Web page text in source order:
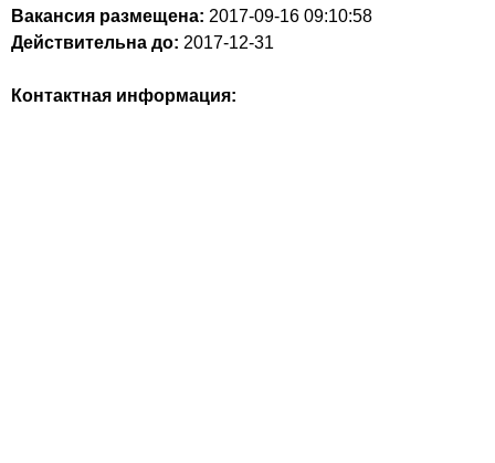
Вакансия размещена: 2017-09-16 09:10:58
Действительна до: 2017-12-31
Контактная информация: